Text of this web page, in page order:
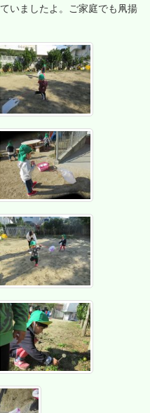
いましたよ。ご家庭でも凧揚